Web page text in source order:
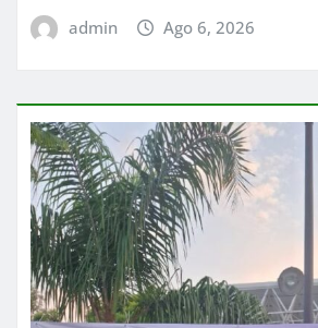
admin Ago 6, 2026